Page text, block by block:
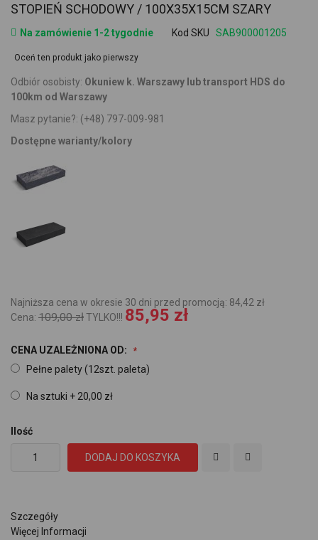
STOPIEŃ SCHODOWY / 100X35X15CM SZARY
Na zamówienie 1-2 tygodnie Kod SKU SAB900001205
Oceń ten produkt jako pierwszy
Odbiór osobisty: Okuniew k. Warszawy lub transport HDS do
100km od Warszawy
Masz pytanie?: (+48) 797-009-981
Dostępne warianty/kolory
Najniższa cena w okresie 30 dni przed promocją: 84,42 zł
Cena: 109,00 złTYLKO!!! 85,95 zł
CENA UZALEŻNIONA OD:
Pełne palety (12szt. paleta)
Na sztuki + 20,00 zł
Ilość
DODAJ DO KOSZYKA
Szczegóły
Więcej Informacji